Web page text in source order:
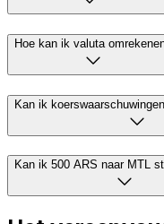
Hoe kan ik valuta
Kan ik
Kan ik 500 ARS naar MTL